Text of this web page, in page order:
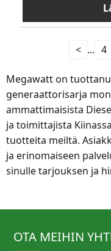
< ... 4
Megawatt on
generaattorisarja
ammattimaisista
ja toimittajista
tuotteita meiltä.
ja erinomaiseen
sinulle tarjouksen ja
OTA MEIHIN